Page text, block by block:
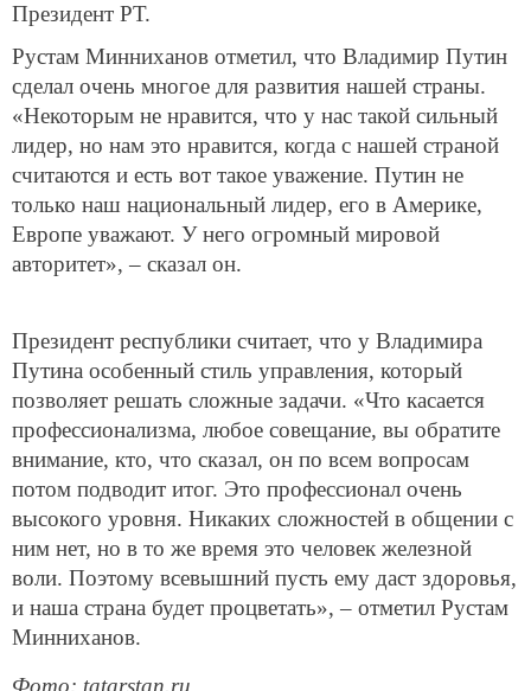
Президент РТ.
Рустам Минниханов отметил, что Владимир Путин
сделал очень многое для развития нашей страны.
«Некоторым не нравится, что у нас такой сильный
лидер, но нам это нравится, когда с нашей страной
считаются и есть вот такое уважение. Путин не
только наш национальный лидер, его в Америке,
Европе уважают. У него огромный мировой
авторитет», – сказал он.
Президент республики считает, что у Владимира
Путина особенный стиль управления, который
позволяет решать сложные задачи. «Что касается
профессионализма, любое совещание, вы обратите
внимание, кто, что сказал, он по всем вопросам
потом подводит итог. Это профессионал очень
высокого уровня. Никаких сложностей в общении с
ним нет, но в то же время это человек железной
воли. Поэтому всевышний пусть ему даст здоровья,
и наша страна будет процветать», – отметил Рустам
Минниханов.
Фото: tatarstan.ru